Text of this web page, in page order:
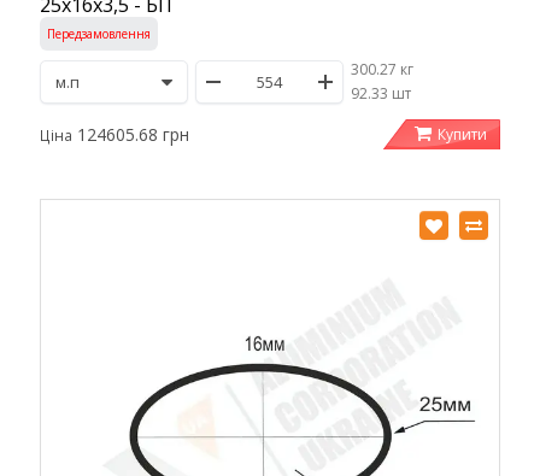
Передзамовлення
300.27 кг
/92.33 шт
Ціна 124605.68 грн Купити